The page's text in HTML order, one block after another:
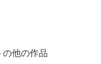
の他の作品